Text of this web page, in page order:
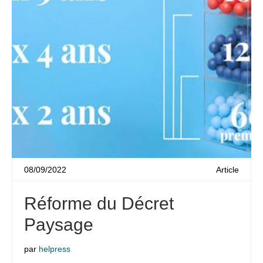
08/09/2022 Article
Réforme du Décret
Paysage
par helpress